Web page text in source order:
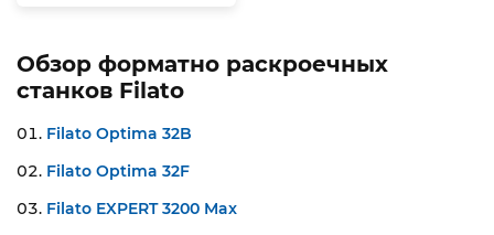
Обзор форматно раскроечных
станков Filato
Filato Optima 32B
Filato Optima 32F
Filato EXPERT 3200 Max